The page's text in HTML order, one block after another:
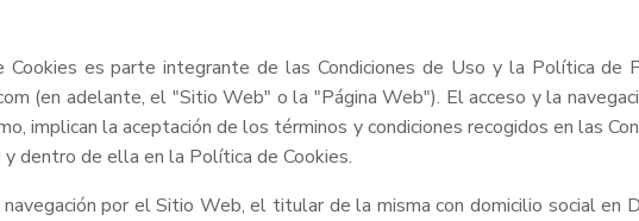
es parte integrante de las Condiciones de Uso y la Política de
(en adelante, el "Sitio Web" o la "Página Web"). El acceso y la
implican la aceptación de los términos y condiciones recogidos en las
dentro de ella en la Política de Cookies.
por el Sitio Web, el titular de la misma con domicilio social en